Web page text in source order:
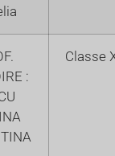
:
Classe